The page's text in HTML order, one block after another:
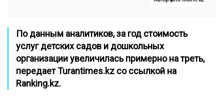
По данным аналитиков, за год стоимость
услуг детских садов и дошкольных
организации увеличилась примерно на треть,
передаетTurantimes.kz со ссылкой на
Ranking.kz.